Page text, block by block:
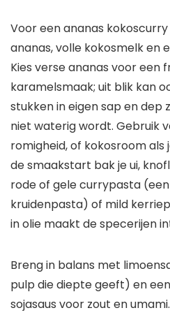
Voor een ananas
ananas, volle kokosmelk en
Kies verse ananas voor een
karamelsmaak; uit blik kan
stukken in eigen sap en dep
niet waterig wordt. Gebruik
romigheid, of kokosroom
de smaakstart bak je ui,
rode of gele currypasta
kruidenpasta) of mild
in olie maakt de specerijen
Breng in balans met
pulp die diepte geeft) en
sojasaus voor zout en